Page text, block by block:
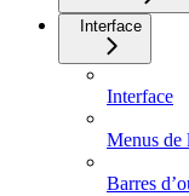
Interface
Interface
Menus de
Barres